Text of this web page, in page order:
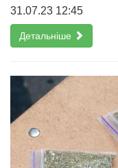
31.07.23 12:45
Детальніше